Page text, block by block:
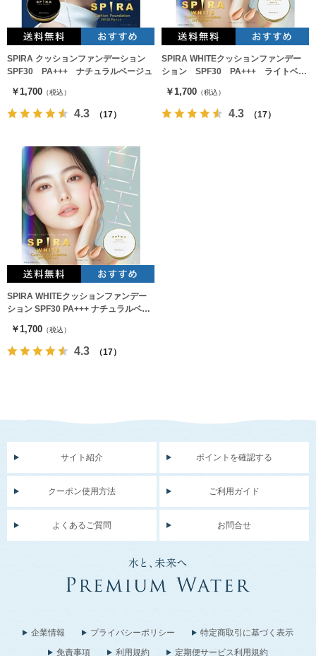
SPIRA クッションファンデーション
SPF30 PA+++ ナチュラルベージュ
￥1,700 （税込）
4.3 （17）
SPIRA WHITEクッションファンデー
ション SPF30 PA+++ ライトベー
￥1,700 （税込）
4.3 （17）
SPIRA WHITEクッションファンデー
ション SPF30 PA+++ ナチュラルベー
￥1,700 （税込）
4.3 （17）
サイト紹介 ポイントを確認する
クーポン使用方法 ご利用ガイド
よくあるご質問 お問合せ
企業情報 プライバシーポリシー
特定商取引に基づく表示
免責事項
利用規約 定期便サービス利用規約